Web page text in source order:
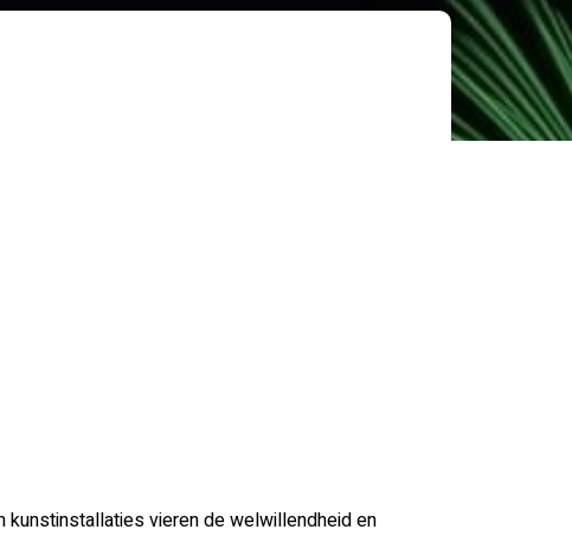
kunstinstallaties vieren de welwillendheid en